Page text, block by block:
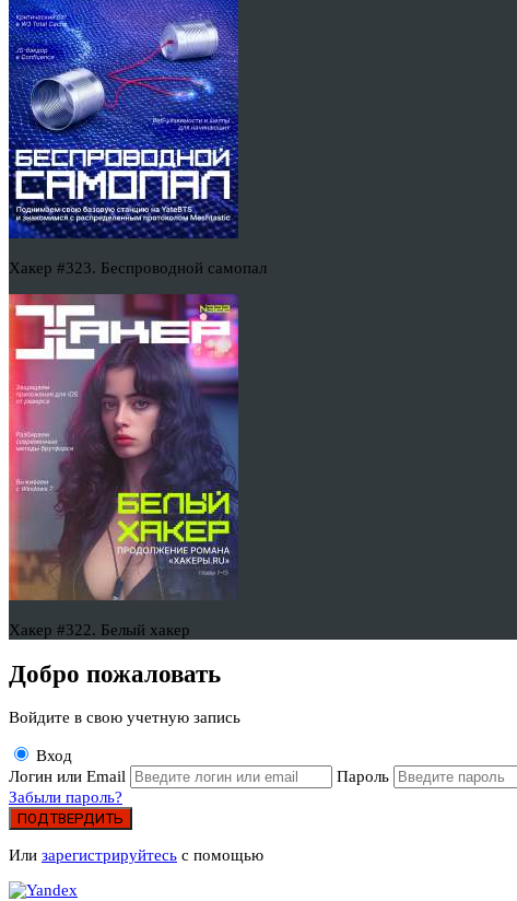
Хакер #323. Беспроводной самопал
Хакер #322. Белый хакер
Добро пожаловать
Войдите в свою учетную запись
Вход
Логин или Email
Пароль
Забыли пароль?
ПОДТВЕРДИТЬ
Или зарегистрируйтесь с помощью